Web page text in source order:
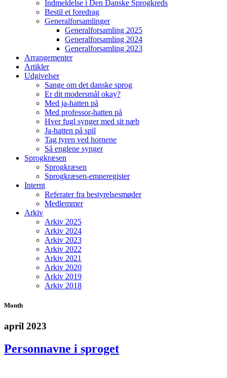
Indmeldelse i Den Danske Sprogkreds
Bestil et foredrag
Generalforsamlinger
Generalforsamling 2025
Generalforsamling 2024
Generalforsamling 2023
Arrangementer
Artikler
Udgivelser
Sange om det danske sprog
Er dit modersmål okay?
Med ja-hatten på
Med professor-hatten på
Hver fugl synger med sit næb
Ja-hatten på spil
Tag tyren ved hornene
Så englene synger
Sprogkræsen
Sprogkræsen
Sprogkræsen-emneregister
Internt
Referater fra bestyrelsesmøder
Medlemmer
Arkiv
Arkiv 2025
Arkiv 2024
Arkiv 2023
Arkiv 2022
Arkiv 2021
Arkiv 2020
Arkiv 2019
Arkiv 2018
Month
april 2023
Personnavne i sproget